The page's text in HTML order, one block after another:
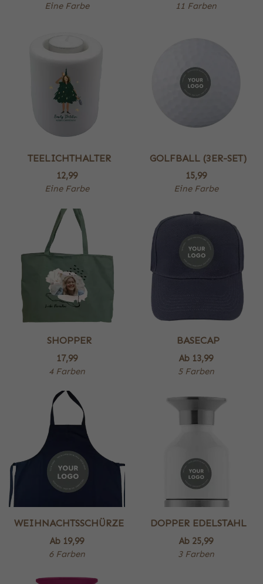
Eine Farbe
11 Farben
TEELICHTHALTER
12,99
Eine Farbe
GOLFBALL (3ER-SET)
15,99
Eine Farbe
SHOPPER
17,99
4 Farben
BASECAP
Ab 13,99
5 Farben
WEIHNACHTSSCHÜRZE
Ab 19,99
6 Farben
DOPPER EDELSTAHL
Ab 25,99
3 Farben